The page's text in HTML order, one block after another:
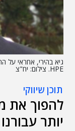
גיא בהירי, אחראי על
HPE. צילום: יח"צ
תוכן שיווקי
להפוך את
יותר